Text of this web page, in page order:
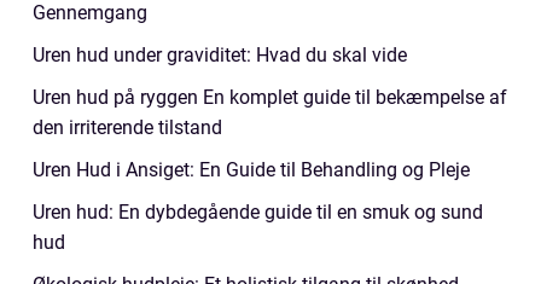
Gennemgang
Uren hud under graviditet: Hvad du skal vide
Uren hud på ryggen En komplet guide til bekæmpelse af
den irriterende tilstand
Uren Hud i Ansiget: En Guide til Behandling og Pleje
Uren hud: En dybdegående guide til en smuk og sund
hud